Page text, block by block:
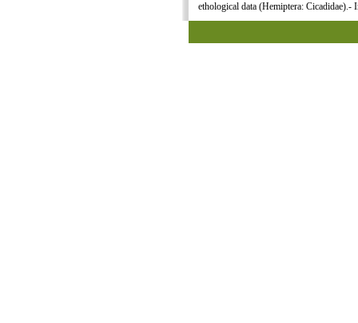
ethological data (Hemiptera: Cicadidae).-